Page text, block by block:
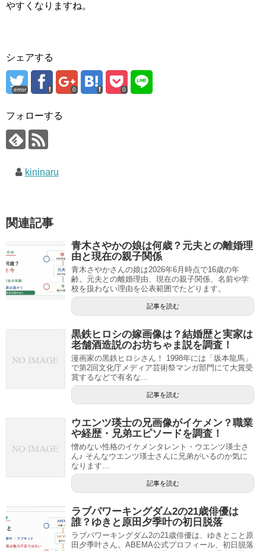
やすくなりますね。
シェアする
error 0 0
フォローする
kininaru
関連記事
青木さやかの娘は何歳？元夫との離婚理
由と現在の親子関係
青木さやかさんの娘は2026年6月時点で16歳の年
齢。元夫との離婚理由、現在の親子関係、名前や学
校を扱わない理由を公表範囲でたどります。
記事を読む
黒鉄ヒロシの嫁画像は？結婚歴と実家は
老舗酒造説のお坊ちゃま説を調査！
漫画家の黒鉄ヒロシさん！ 1998年には「坂本龍馬」
で第2回文化庁メディア芸術祭マンガ部門にて大賞受
賞するなどで有名な...
記事を読む
ウエンツ瑛士の兄画像がイケメン？職業
や経歴・兄弟エピソードを調査！
憎めない性格のイケメンタレント・ウエンツ瑛士さ
ん♪ そんなウエンツ瑛士さんに兄弟がいるのか気に
なります...
記事を読む
ラブパワーキングダム2の21歳俳優は
誰？ゆきと原田夕季叶の初日脱落
ラブパワーキングダム2の21歳俳優は、ゆきとこと原
田夕季叶さん。ABEMA公式プロフィール、初日脱落